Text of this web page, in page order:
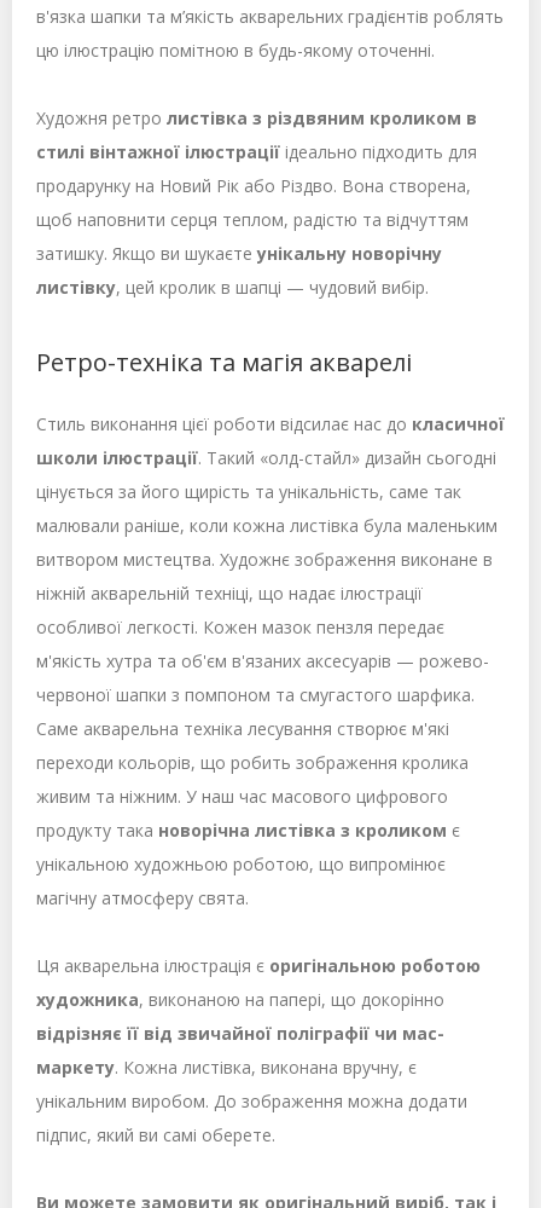
в'язка шапки та м’якість акварельних градієнтів роблять
цю ілюстрацію помітною в будь-якому оточенні.
Художня ретро листівка з різдвяним кроликом в
стилі вінтажної ілюстрації ідеально підходить для
продарунку на Новий Рік або Різдво. Вона створена,
щоб наповнити серця теплом, радістю та відчуттям
затишку. Якщо ви шукаєтеунікальну новорічну
листівку, цей кролик в шапці — чудовий вибір.
Ретро-техніка та магія акварелі
Стиль виконання цієї роботи відсилає нас до класичної
школи ілюстрації. Такий «олд-стайл» дизайн сьогодні
цінується за його щирість та унікальність, саме так
малювали раніше, коли кожна листівка була маленьким
витвором мистецтва. Художнє зображення виконане в
ніжній акварельній техніці, що надає ілюстрації
особливої легкості. Кожен мазок пензля передає
м'якість хутра та об'єм в'язаних аксесуарів — рожево-
червоної шапки з помпоном та смугастого шарфика.
Саме акварельна техніка лесування створює м'які
переходи кольорів, що робить зображення кролика
живим та ніжним. У наш час масового цифрового
продукту така новорічна листівка з кроликом є
унікальною художньою роботою, що випромінює
магічну атмосферу свята.
Ця акварельна ілюстрація є оригінальною роботою
художника, виконаною на папері, що докорінно
відрізняє її від звичайної поліграфії чи мас-
маркету. Кожна листівка, виконана вручну, є
унікальним виробом. До зображення можна додати
підпис, який ви самі оберете.
Ви можете замовити як оригінальний виріб, так і